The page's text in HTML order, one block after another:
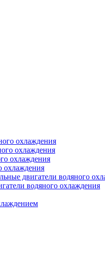
охлаждения
охлаждения
охлаждения
охлаждения
двигатели водяного
водяного охлаждения